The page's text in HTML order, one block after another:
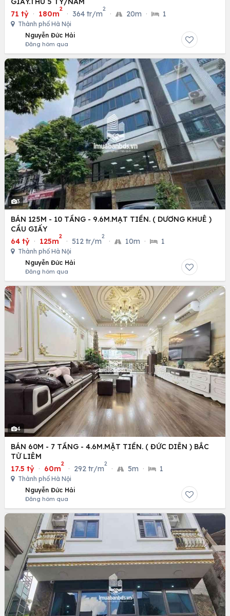
71 tỷ · 180m
2
· 364 tr/m
2
· 20m · 1
Thành phố Hà Nội
Nguyễn Đức Hải
Đăng hôm qua
3
BÁN 125M - 10 TẦNG - 9.6M.MẠT TIỀN. ( DƯƠNG KHUÊ )
CẦU GIẤY
64 tỷ · 125m
2
· 512 tr/m
2
· 10m · 1
Thành phố Hà Nội
Nguyễn Đức Hải
Đăng hôm qua
4
BÁN 60M - 7 TẦNG - 4.6M.MẶT TIỀN. ( ĐỨC DIỄN ) BẮC
TỪ LIÊM
17.5 tỷ · 60m
2
· 292 tr/m
2
· 5m · 1
Thành phố Hà Nội
Nguyễn Đức Hải
Đăng hôm qua